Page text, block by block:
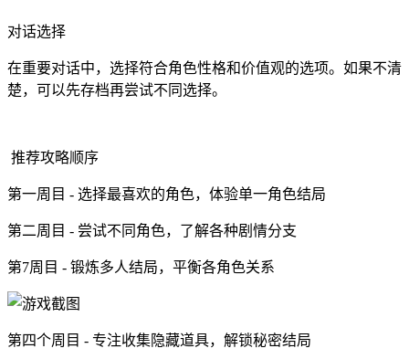
对话选择
在重要对话中，选择符合角色性格和价值观的选项。如果不清
楚，可以先存档再尝试不同选择。
推荐攻略顺序
第一周目 - 选择最喜欢的角色，体验单一角色结局
第二周目 - 尝试不同角色，了解各种剧情分支
第7周目 - 锻炼多人结局，平衡各角色关系
第四个周目 - 专注收集隐藏道具，解锁秘密结局